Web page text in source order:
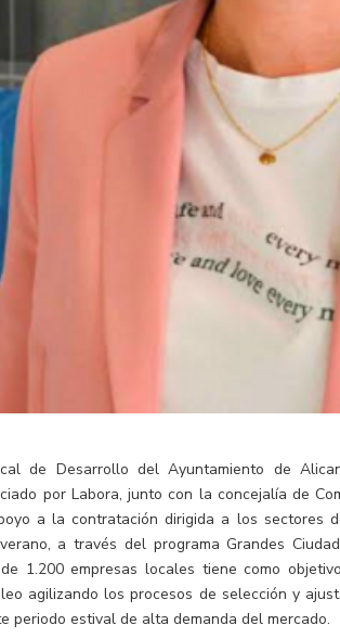
de Desarrollo del Ayuntamiento de
por Labora, junto con la concejalía de
a la contratación dirigida a los sectores
a través del programa Grandes
1.200 empresas locales tiene como
agilizando los procesos de selección y
periodo estival de alta demanda del mercado.